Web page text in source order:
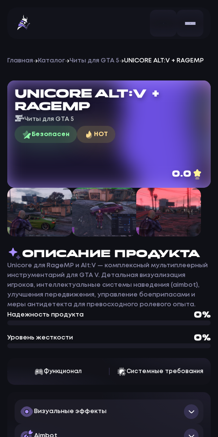
Главная Каталог Читы для GTA 5 UNICORE ALT:V + RAGEMP
UNICORE ALT:V +
RAGEMP
Читы для GTA 5
Безопасен HOT
0.0
ОПИСАНИЕ ПРОДУКТА
Unicore для RageMP и Alt:V — комплексный мультиплеерный
инструментарий для GTA V. Детальная визуализация
игроков, интеллектуальные системы наведения (aimbot),
улучшения передвижения, управление боеприпасами и
меры антидетекта для превосходного ролевого опыта.
Надежность продукта
0%
Уровень жесткости 0%
Функционал Системные требования
Визуальные эффекты
Players ESP
Aimbot